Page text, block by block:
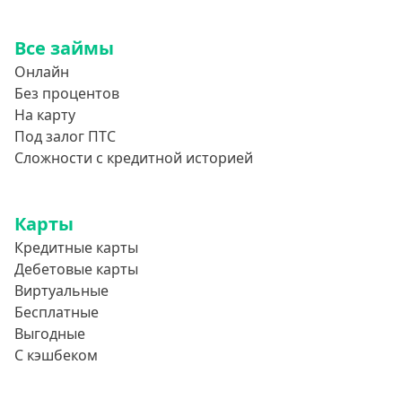
Все займы
Онлайн
Без процентов
На карту
Под залог ПТС
Сложности с кредитной историей
Карты
Кредитные карты
Дебетовые карты
Виртуальные
Бесплатные
Выгодные
С кэшбеком